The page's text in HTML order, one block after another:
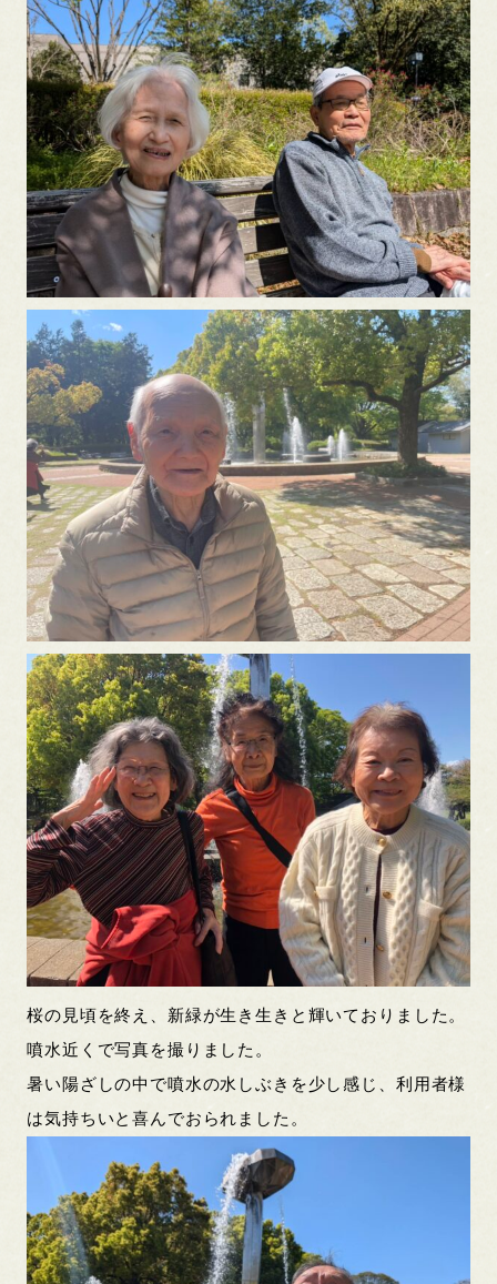
桜の見頃を終え、新緑が生き生きと輝いておりました。
噴水近くで写真を撮りました。
暑い陽ざしの中で噴水の水しぶきを少し感じ、利用者様
は気持ちいと喜んでおられました。